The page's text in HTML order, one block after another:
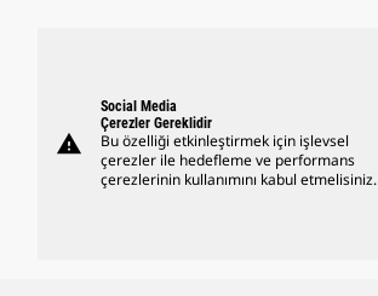
warning
Social Media
Çerezler Gereklidir
Bu özelliği etkinleştirmek için işlevsel
çerezler ile hedefleme ve performans
çerezlerinin kullanımını kabul etmelisiniz.